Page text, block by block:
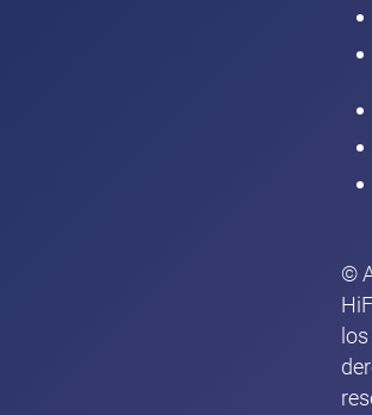
©
los